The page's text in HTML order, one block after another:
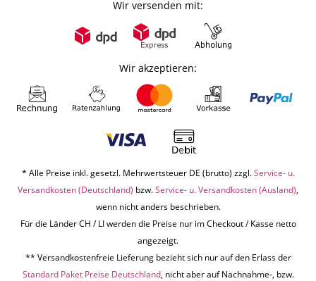
Wir versenden mit:
Wir akzeptieren:
* Alle Preise inkl. gesetzl. Mehrwertsteuer DE (brutto) zzgl.Service- u.
Versandkosten (Deutschland) bzw.Service- u. Versandkosten (Ausland),
wenn nicht anders beschrieben.
Für die Länder CH / LI werden die Preise nur im Checkout / Kasse netto
angezeigt.
** Versandkostenfreie Lieferung bezieht sich nur auf den Erlass der
Standard Paket Preise Deutschland, nicht aber auf Nachnahme-, bzw.